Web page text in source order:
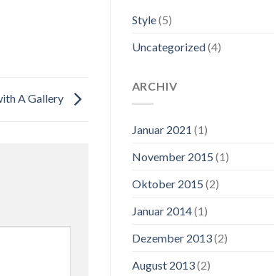
A Gallery
Style(5)
Uncategorized(4)
ARCHIV
Januar 2021 (1)
November 2015 (1)
Oktober 2015 (2)
Januar 2014(1)
Dezember 2013(2)
August 2013(2)